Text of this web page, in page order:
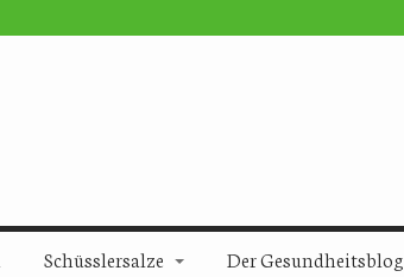
Schüsslersalze Der Gesundheitsblog